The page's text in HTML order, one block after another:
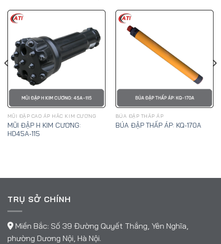
MŨI ĐẬP CAO ÁP HẮC KIM CƯƠNG
MŨI ĐẬP H KIM CƯƠNG:
HD45A-115
BÚA ĐẬP THẤP ÁP
BÚA ĐẬP THẤP ÁP: KQ-170A
TRỤ SỞ CHÍNH
Miền Bắc: Số 39 Đường Quyết Thắng, Yên Nghĩa,
phường Dương Nội, Hà Nội.